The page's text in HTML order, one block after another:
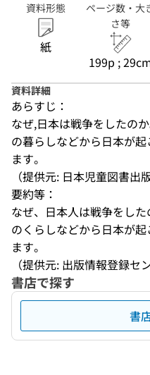
資料形態
紙
ページ数・大
さ等
199p ;
資料詳細
あらすじ：
なぜ,日本は戦争をしたの
の暮らしなどから日本が
ます。
（提供元: 日本児童図書出
要約等：
なぜ、日本人は戦争をし
のくらしなどから日本が
ます。
（提供元: 出版情報登録セ
書店で探す
書